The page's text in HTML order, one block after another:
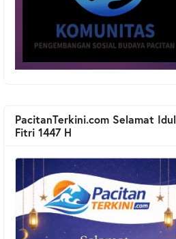
PacitanTerkini.com Selamat Idul
Fitri 1447 H